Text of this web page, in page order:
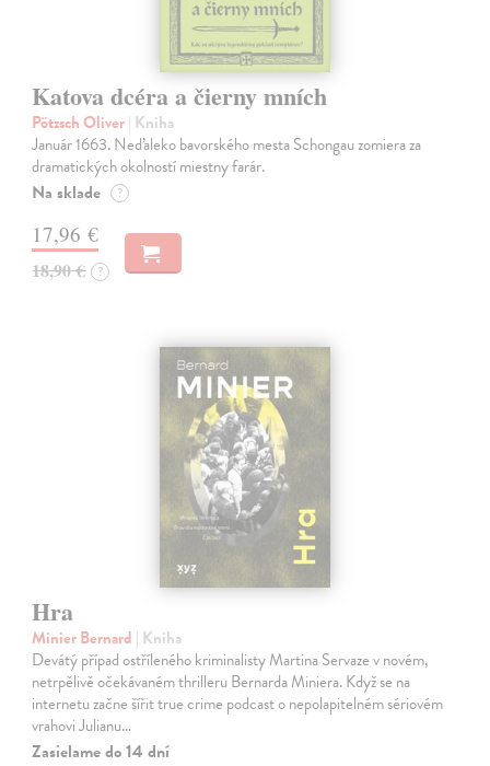
Katova dcéra a čierny mních
Pötzsch Oliver| Kniha
Január 1663. Neďaleko bavorského mesta Schongau zomiera za
dramatických okolností miestny farár.
Na sklade ?
17,96 €
18,90 € ?
Hra
Minier Bernard | Kniha
Devátý případ ostříleného kriminalisty Martina Servaze v novém,
netrpělivě očekávaném thrilleru Bernarda Miniera. Když se na
internetu začne šířit true crime podcast o nepolapitelném sériovém
vrahovi Julianu…
Zasielame do 14 dní